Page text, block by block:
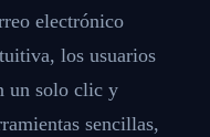
electrónico
los usuarios
un solo clic y
sencillas,